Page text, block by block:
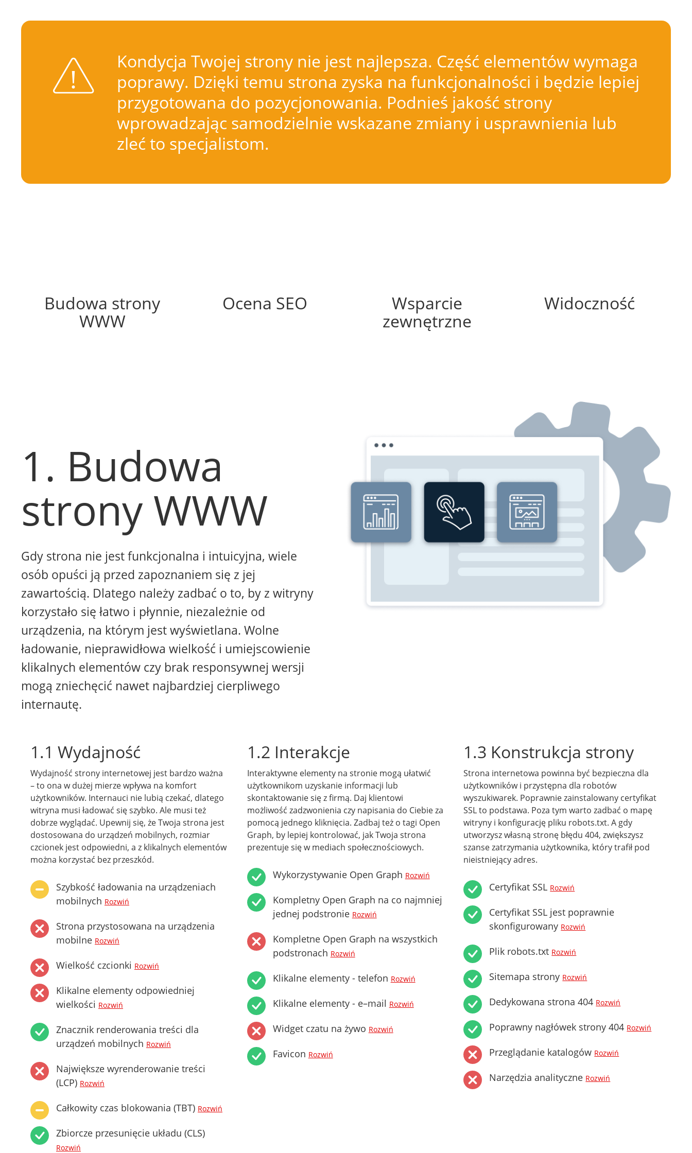
Kondycja Twojej strony nie jest najlepsza. Część elementów wymaga
poprawy. Dzięki temu strona zyska na funkcjonalności i będzie lepiej
przygotowana do pozycjonowania. Podnieś jakość strony
wprowadzając samodzielnie wskazane zmiany i usprawnienia lub
zleć to specjalistom.
Budowa strony
WWW
Ocena SEO
Wsparcie
zewnętrzne
Widoczność
1. Budowa
strony WWW
Gdy strona nie jest funkcjonalna i intuicyjna, wiele
osób opuści ją przed zapoznaniem się z jej
zawartością. Dlatego należy zadbać o to, by z witryny
korzystało się łatwo i płynnie, niezależnie od
urządzenia, na którym jest wyświetlana. Wolne
ładowanie, nieprawidłowa wielkość i umiejscowienie
klikalnych elementów czy brak responsywnej wersji
mogą zniechęcić nawet najbardziej cierpliwego
internautę.
1.1 Wydajność
Wydajność strony internetowej jest bardzo ważna
– to ona w dużej mierze wpływa na komfort
użytkowników. Internauci nie lubią czekać, dlatego
witryna musi ładować się szybko. Ale musi też
dobrze wyglądać. Upewnij się, że Twoja strona jest
dostosowana do urządzeń mobilnych, rozmiar
czcionek jest odpowiedni, a z klikalnych elementów
można korzystać bez przeszkód.
Szybkość ładowania na urządzeniach
mobilnych Rozwiń
Strona przystosowana na urządzenia
mobilne Rozwiń
Wielkość czcionki Rozwiń
Klikalne elementy odpowiedniej
wielkości Rozwiń
Znacznik renderowania treści dla
urządzeń mobilnych Rozwiń
Największe wyrenderowanie treści
(LCP) Rozwiń
Całkowity czas blokowania (TBT) Rozwiń
Zbiorcze przesunięcie układu (CLS)
Rozwiń
1.2 Interakcje
Interaktywne elementy na stronie mogą ułatwić
użytkownikom uzyskanie informacji lub
skontaktowanie się z firmą. Daj klientowi
możliwość zadzwonienia czy napisania do Ciebie za
pomocą jednego kliknięcia. Zadbaj też o tagi Open
Graph, by lepiej kontrolować, jak Twoja strona
prezentuje się w mediach społecznościowych.
Wykorzystywanie Open Graph Rozwiń
Kompletny Open Graph na co najmniej
jednej podstronie Rozwiń
Kompletne Open Graph na wszystkich
podstronach Rozwiń
Klikalne elementy - telefon Rozwiń
Klikalne elementy - e–mail Rozwiń
Widget czatu na żywo Rozwiń
Favicon Rozwiń
1.3 Konstrukcja strony
Strona internetowa powinna być bezpieczna dla
użytkowników i przystępna dla robotów
wyszukiwarek. Poprawnie zainstalowany certyfikat
SSL to podstawa. Poza tym warto zadbać o mapę
witryny i konfigurację pliku robots.txt. A gdy
utworzysz własną stronę błędu 404, zwiększysz
szanse zatrzymania użytkownika, który trafił pod
nieistniejący adres.
Certyfikat SSL Rozwiń
Certyfikat SSL jest poprawnie
skonfigurowany Rozwiń
Plik robots.txt Rozwiń
Sitemapa strony Rozwiń
Dedykowana strona 404 Rozwiń
Poprawny nagłówek strony 404 Rozwiń
Przeglądanie katalogów Rozwiń
Narzędzia analityczne Rozwiń